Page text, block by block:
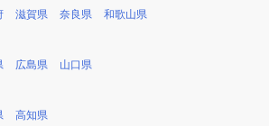
滋賀県 奈良県 和歌山県
広島県 山口県
高知県